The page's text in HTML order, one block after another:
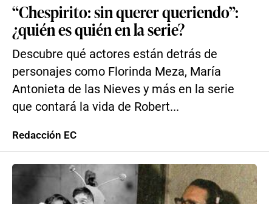
“Chespirito: sin querer queriendo”:
¿quién es quién en la serie?
Descubre qué actores están detrás de
personajes como Florinda Meza, María
Antonieta de las Nieves y más en la serie
que contará la vida de Robert...
Redacción EC